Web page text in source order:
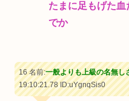
たまに足もげた
でか
16 名前:一般よりも上級の名無し
19:10:21.78ID:uYgnqSis0